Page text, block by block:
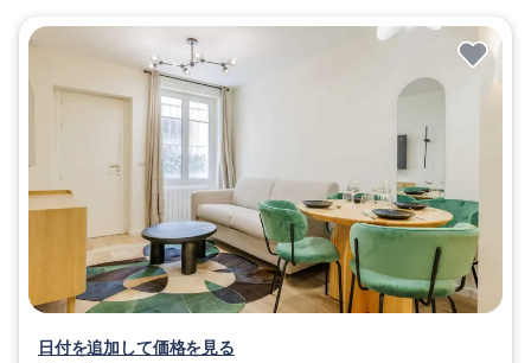
日付を追加して価格を見る